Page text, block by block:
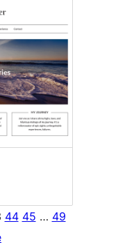
44 45 … 49